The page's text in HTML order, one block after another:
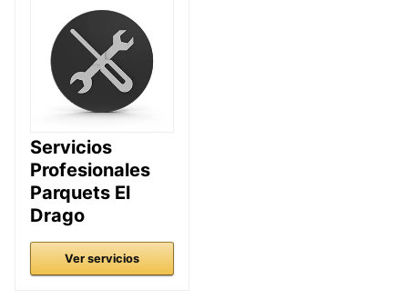
Servicios
Profesionales
Parquets El
Drago
Ver servicios